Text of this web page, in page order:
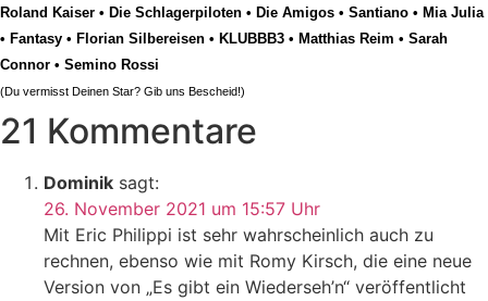
Roland Kaiser • Die Schlagerpiloten • Die Amigos • Santiano • Mia Julia
• Fantasy • Florian Silbereisen • KLUBBB3 • Matthias Reim • Sarah
Connor • Semino Rossi
(Du vermisst Deinen Star? Gib uns Bescheid!)
21 Kommentare
Dominik sagt:
26. November 2021 um 15:57 Uhr
Mit Eric Philippi ist sehr wahrscheinlich auch zu
rechnen, ebenso wie mit Romy Kirsch, die eine neue
Version von „Es gibt ein Wiederseh’n“ veröffentlicht